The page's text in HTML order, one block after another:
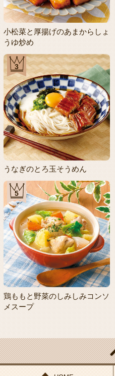
小松菜と厚揚げのあまからしょ
うゆ炒め
3
うなぎのとろ玉そうめん
5
鶏ももと野菜のしみしみコンソ
メスープ